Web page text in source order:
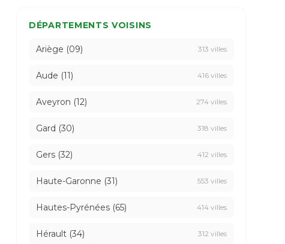
DÉPARTEMENTS VOISINS
Ariège (09) 313 villes
Aude (11) 416 villes
Aveyron (12) 274 villes
Gard (30) 318 villes
Gers (32) 412 villes
Haute-Garonne (31) 553 villes
Hautes-Pyrénées (65) 414 villes
Hérault (34) 312 villes